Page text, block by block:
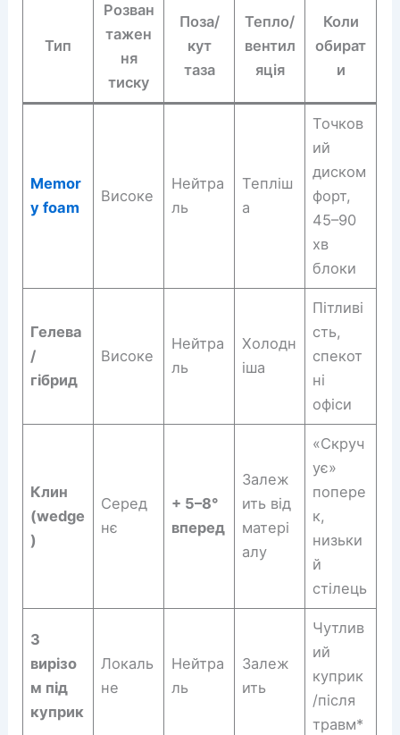
Тип
Розван
тажен
ня
тиску
Поза/
кут
таза
Тепло/
вентил
яція
Коли
обират
и
Memor
y foam
Високе
Нейтра
ль
Тепліш
а
Точков
ий
диском
форт,
45–90
хв
блоки
Гелева
/
гібрид
Високе
Нейтра
ль
Холодн
іша
Пітливі
сть,
спекот
ні
офіси
Клин
(wedge
)
Серед
нє
+ 5–8°
вперед
Залеж
ить від
матері
алу
«Скруч
ує»
попере
к,
низьки
й
стілець
З
вирізо
м під
куприк
Локаль
не
Нейтра
ль
Залеж
ить
Чутлив
ий
куприк
/після
травм*